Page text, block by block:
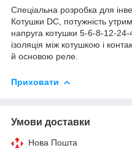
Спеціальна розробка для
Котушки DC, потужність
напруга котушки 5-6-8-12-
ізоляція між котушкою і
й основою реле.
Приховати
Умови доставки
Нова Пошта